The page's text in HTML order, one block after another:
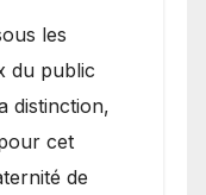
les
du public
distinction,
cet
de